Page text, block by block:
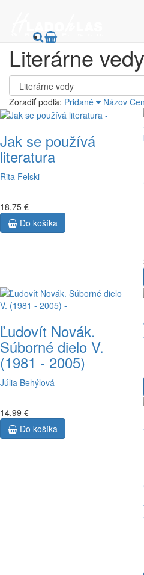
Literárne vedy
Zoradiť podľa: Pridané Názov
Jak se používá
literatura
Rita Felski
18,75 €
Do košíka
Ľudovít Novák.
Súborné dielo V.
(1981 - 2005)
Júlia Behýlová
14,99 €
Do košíka